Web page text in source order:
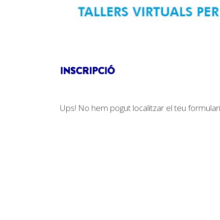
INSCRIPCIÓ
Ups! No hem pogut localitzar el teu